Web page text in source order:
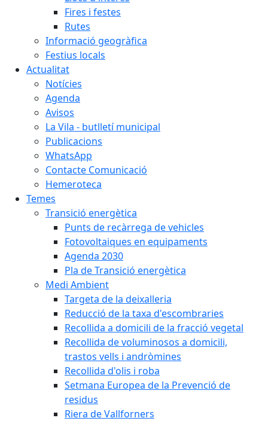
Fires i festes
Rutes
Informació geogràfica
Festius locals
Actualitat
Notícies
Agenda
Avisos
La Vila - butlletí municipal
Publicacions
WhatsApp
Contacte Comunicació
Hemeroteca
Temes
Transició energètica
Punts de recàrrega de vehicles
Fotovoltaiques en equipaments
Agenda 2030
Pla de Transició energètica
Medi Ambient
Targeta de la deixalleria
Reducció de la taxa d'escombraries
Recollida a domicili de la fracció vegetal
Recollida de voluminosos a domicili,
trastos vells i andròmines
Recollida d'olis i roba
Setmana Europea de la Prevenció de
residus
Riera de Vallforners